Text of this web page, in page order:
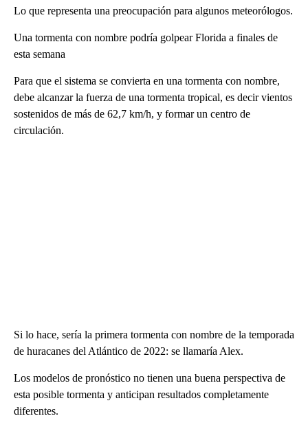
Lo que representa una preocupación para algunos meteorólogos.
Una tormenta con nombre podría golpear Florida a finales de
esta semana
Para que el sistema se convierta en una tormenta con nombre,
debe alcanzar la fuerza de una tormenta tropical, es decir vientos
sostenidos de más de 62,7 km/h, y formar un centro de
circulación.
Si lo hace, sería la primera tormenta con nombre de la temporada
de huracanes del Atlántico de 2022: se llamaría Alex.
Los modelos de pronóstico no tienen una buena perspectiva de
esta posible tormenta y anticipan resultados completamente
diferentes.